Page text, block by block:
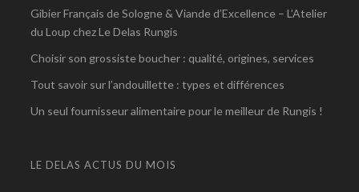
Gibier Français de Sologne & Viande d’Excellence – L’Atelier
du Loup chez Le Delas Rungis
Choisir son grossiste boucher : qualité, origines, services
Tout savoir sur l’andouillette : types et différences
Un seul fournisseur alimentaire pour le meilleur de Rungis !
LE DELAS ACTUS DU MOIS